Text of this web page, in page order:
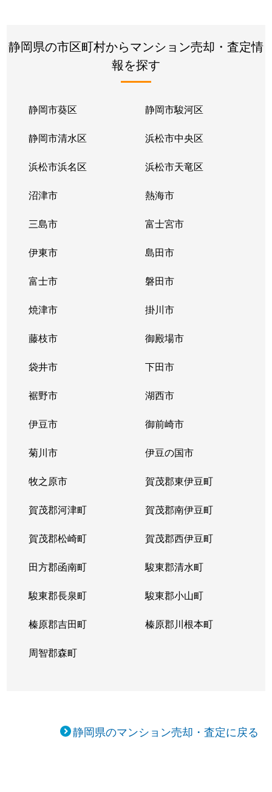
静岡県の市区町村からマンション売却・査定情
報を探す
静岡市葵区 静岡市駿河区
静岡市清水区 浜松市中央区
浜松市浜名区 浜松市天竜区
沼津市 熱海市
三島市 富士宮市
伊東市 島田市
富士市 磐田市
焼津市 掛川市
藤枝市 御殿場市
袋井市 下田市
裾野市 湖西市
伊豆市 御前崎市
菊川市 伊豆の国市
牧之原市 賀茂郡東伊豆町
賀茂郡河津町 賀茂郡南伊豆町
賀茂郡松崎町 賀茂郡西伊豆町
田方郡函南町 駿東郡清水町
駿東郡長泉町 駿東郡小山町
榛原郡吉田町 榛原郡川根本町
周智郡森町
静岡県のマンション売却・査定に戻る